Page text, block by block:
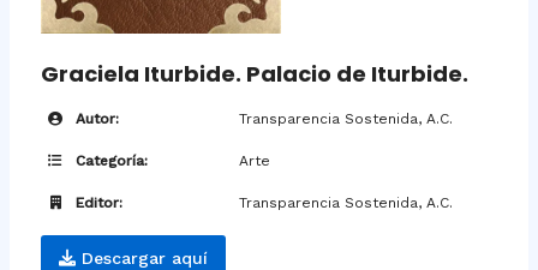
Graciela Iturbide. Palacio de Iturbide.
Autor: Transparencia Sostenida, A.C.
Categoría: Arte
Editor: Transparencia Sostenida, A.C.
Descargar aquí